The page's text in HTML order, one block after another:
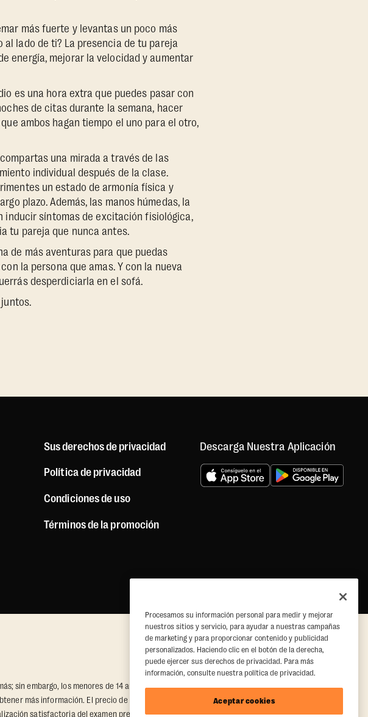
más fuerte y levantas un poco más
lado de ti? La presencia de tu pareja
energía, mejorar la velocidad y aumentar
es una hora extra que puedes pasar con
de citas durante la semana, hacer
ambos hagan tiempo el uno para el otro,
una mirada a través de las
individual después de la clase.
un estado de armonía física y
plazo. Además, las manos húmedas, la
síntomas de excitación fisiológica,
tu pareja que nunca antes.
de más aventuras para que puedas
la persona que amas. Y con la nueva
desperdiciarla en el sofá.
Sus derechos de privacidad
Política de privacidad
Condiciones de uso
Términos de la promoción
Descarga Nuestra Aplicación
sin embargo, los menores de 14 años en adelante pueden participar si se cumplen las
más información. El precio de venta recomendado para una visita informal es de $30; sin
satisfactoria del examen previo al ejercicio y/o a los términos estándar de membresía
Procesamos su información personal para medir y mejorar
nuestros sitios y servicio, para ayudar a nuestras campañas
de marketing y para proporcionar contenido y publicidad
personalizados. Haciendo clic en el botón de la derecha,
puede ejercer sus derechos de privacidad. Para más
información, consulte nuestra política de privacidad.
Aceptar cookies